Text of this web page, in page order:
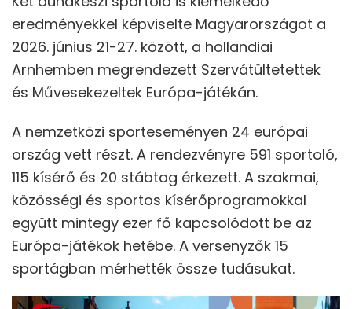
eredményekkel képviselte Magyarországot a
2026. június 21-27. között, a hollandiai
Arnhemben megrendezett Szervátültetettek
és Művesekezeltek Európa-játékán.
A nemzetközi sporteseményen 24 európai
ország vett részt. A rendezvényre 591 sportoló,
115 kísérő és 20 stábtag érkezett. A szakmai,
közösségi és sportos kísérőprogramokkal
együtt mintegy ezer fő kapcsolódott be az
Európa-játékok hetébe. A versenyzők 15
sportágban mérhették össze tudásukat.